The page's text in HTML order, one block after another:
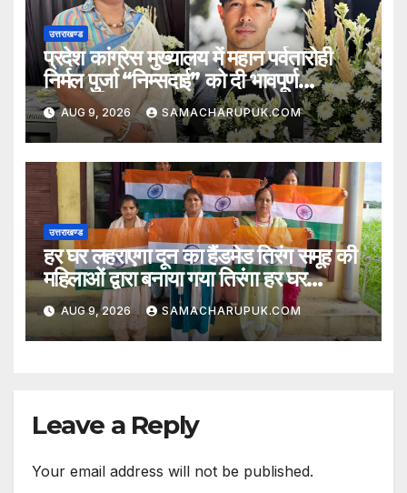
उत्तराखण्ड
प्रदेश कांग्रेस मुख्यालय में महान पर्वतारोही
निर्मल पुर्जा “निम्सदाई” को दी भावपूर्ण
श्रद्धांजलि
AUG 9, 2026 SAMACHARUPUK.COM
उत्तराखण्ड
हर घर लहराएगा दून का हैंडमेड तिरंग समूह की
महिलाओं द्वारा बनाया गया तिरंगा हर घर
लहराएगा
AUG 9, 2026 SAMACHARUPUK.COM
Leave a Reply
Your email address will not be published.